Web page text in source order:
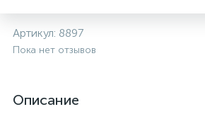
Артикул: 8897
Пока нет отзывов
Описание